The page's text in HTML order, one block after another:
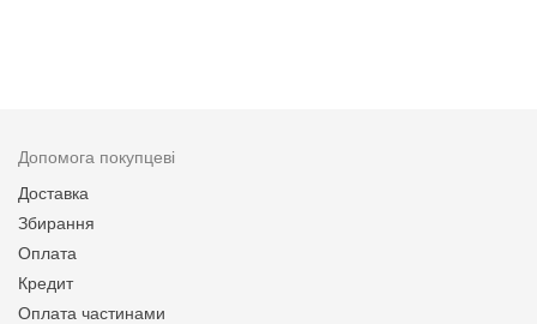
Допомога покупцеві
Доставка
Збирання
Оплата
Кредит
Оплата частинами